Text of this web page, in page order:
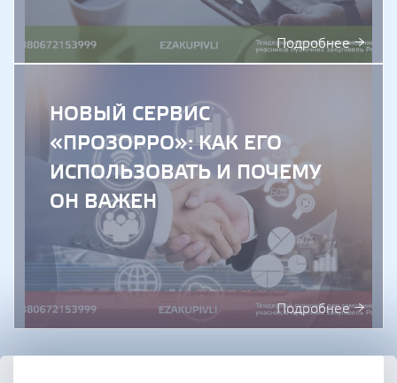
Подробнее →
НОВЫЙ СЕРВИС
«ПРОЗОРРО»: КАК ЕГО
ИСПОЛЬЗОВАТЬ И ПОЧЕМУ
ОН ВАЖЕН
Подробнее →